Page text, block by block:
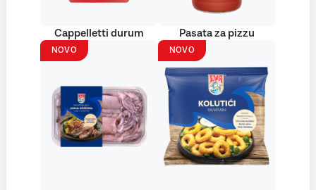
Cappelletti durum Pasata za pizzu
NOVO NOVO